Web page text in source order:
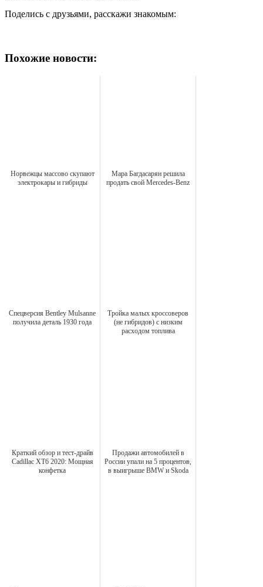
Поделись с друзьями, расскажи знакомым:
Похожие новости:
Норвежцы массово скупают
электрокары и гибриды
Мара Багдасарян решила
продать свой Mercedes‐Benz
Спецверсия Bentley Mulsanne
получила деталь 1930 года
Тройка малых кроссоверов
(не гибридов) с низким
расходом топлива
Краткий обзор и тест-драйв
Cadillac XT6 2020: Мощная
конфетка
Продажи автомобилей в
России упали на 5 процентов,
в выигрыше BMW и Skoda